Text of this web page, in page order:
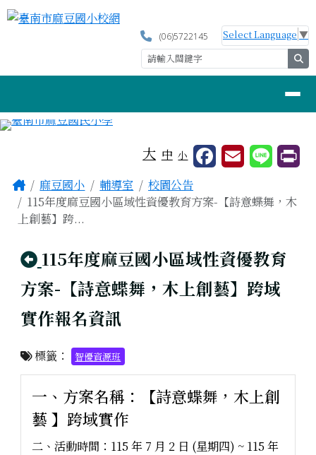
跳至主內容區
臺南市麻豆國小校網
(06)5722145 Select Language ▼
大 中 小
主內容區域
Home麻豆國小 輔導室
校園公告
115年度麻豆國小區域性資優教育方案-【詩意蝶舞，木
上創藝】跨...
回上頁
115年度麻豆國小區域性資優教育
方案-【詩意蝶舞，木上創藝】跨域
實作報名資訊
標籤： 智優資源班
一、方案名稱：【詩意蝶舞，木上創
藝 】跨域實作
二、活動時間：115 年 7 月 2 日 (星期四) ~ 115 年
頁尾區域